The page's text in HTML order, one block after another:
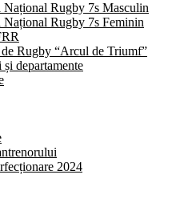
Național Rugby 7s Masculin
Național Rugby 7s Feminin
Rugby “Arcul de Triumf”
departamente
2024